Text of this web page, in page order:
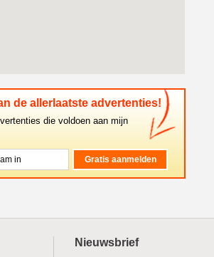
de allerlaatste advertenties!
die voldoen aan mijn
Nieuwsbrief